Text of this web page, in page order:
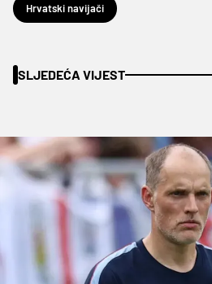
Hrvatski navijači
SLJEDEĆA VIJEST